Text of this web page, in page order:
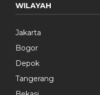
WILAYAH
Jakarta
Bogor
Depok
Tangerang